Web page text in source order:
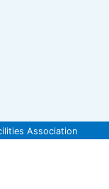
Association